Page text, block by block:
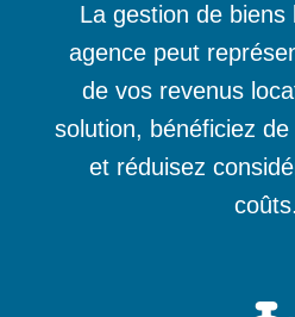
La gestion de biens
agence peut
de vos revenus
solution, bénéficiez
et réduisez
coûts.